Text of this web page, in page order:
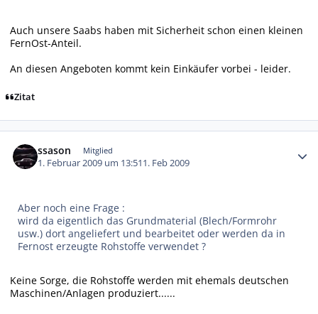
Auch unsere Saabs haben mit Sicherheit schon einen kleinen
FernOst-Anteil.
An diesen Angeboten kommt kein Einkäufer vorbei - leider.
Zitat
ssason Mitglied
1. Februar 2009 um 13:511. Feb 2009
Aber noch eine Frage :
wird da eigentlich das Grundmaterial (Blech/Formrohr
usw.) dort angeliefert und bearbeitet oder werden da in
Fernost erzeugte Rohstoffe verwendet ?
Keine Sorge, die Rohstoffe werden mit ehemals deutschen
Maschinen/Anlagen produziert......